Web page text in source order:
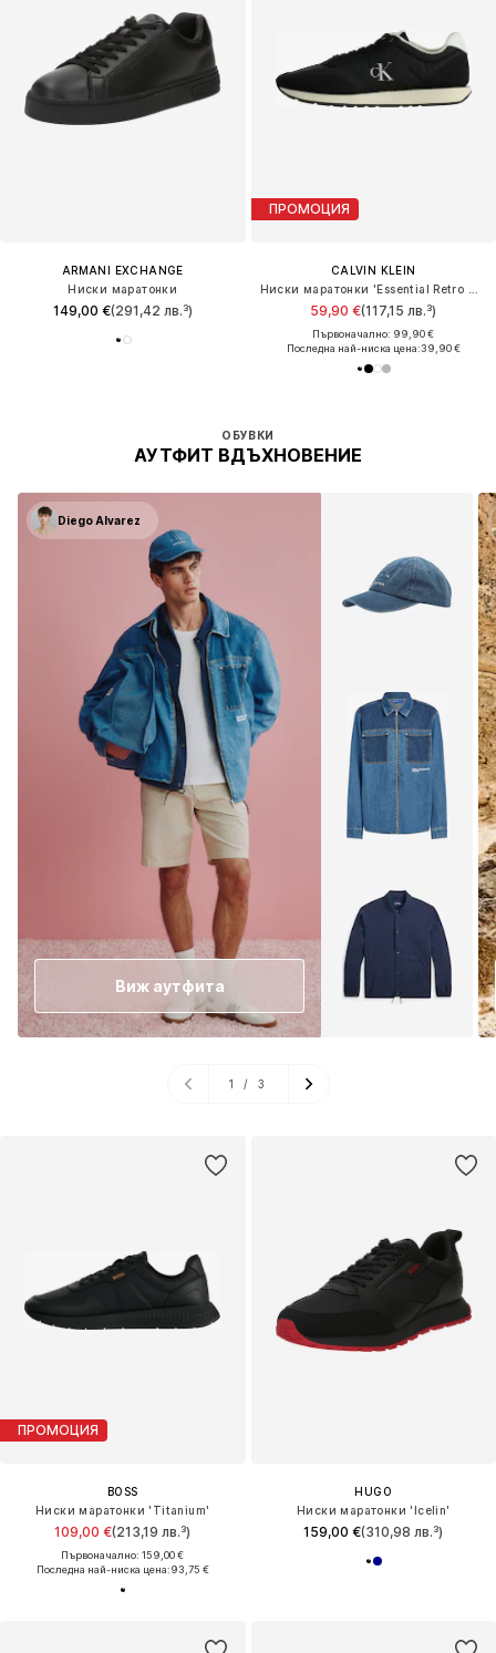
ARMANI EXCHANGE
Ниски маратонки
149,00 €(291,42 лв.³)
ПРОМОЦИЯ
CALVIN KLEIN
59,90 €(117,15 лв.³)
Първоначално: 99,90 €
Последна най-ниска цена:39,90 €
ОБУВКИ
АУТФИТ ВДЪХНОВЕНИЕ
Diego Alvarez
Виж аутфита
1 / 3
ПРОМОЦИЯ
BOSS
Ниски маратонки 'Titanium'
109,00 €(213,19 лв.³)
Първоначално: 159,00 €
Последна най-ниска цена:93,75 €
HUGO
Ниски маратонки 'Icelin'
159,00 €(310,98 лв.³)